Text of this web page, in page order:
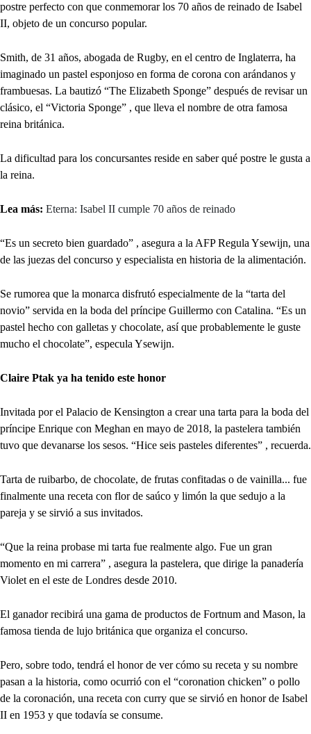
postre perfecto con que conmemorar los 70 años de reinado de Isabel
II, objeto de un concurso popular.
Smith, de 31 años, abogada de Rugby, en el centro de Inglaterra, ha
imaginado un pastel esponjoso en forma de corona con arándanos y
frambuesas. La bautizó “The Elizabeth Sponge” después de revisar un
clásico, el “Victoria Sponge” , que lleva el nombre de otra famosa
reina británica.
La dificultad para los concursantes reside en saber qué postre le gusta a
la reina.
Lea más: Eterna: Isabel II cumple 70 años de reinado
“Es un secreto bien guardado” , asegura a la AFP Regula Ysewijn, una
de las juezas del concurso y especialista en historia de la alimentación.
Se rumorea que la monarca disfrutó especialmente de la “tarta del
novio” servida en la boda del príncipe Guillermo con Catalina. “Es un
pastel hecho con galletas y chocolate, así que probablemente le guste
mucho el chocolate”, especula Ysewijn.
Claire Ptak ya ha tenido este honor
Invitada por el Palacio de Kensington a crear una tarta para la boda del
príncipe Enrique con Meghan en mayo de 2018, la pastelera también
tuvo que devanarse los sesos. “Hice seis pasteles diferentes” , recuerda.
Tarta de ruibarbo, de chocolate, de frutas confitadas o de vainilla... fue
finalmente una receta con flor de saúco y limón la que sedujo a la
pareja y se sirvió a sus invitados.
“Que la reina probase mi tarta fue realmente algo. Fue un gran
momento en mi carrera” , asegura la pastelera, que dirige la panadería
Violet en el este de Londres desde 2010.
El ganador recibirá una gama de productos de Fortnum and Mason, la
famosa tienda de lujo británica que organiza el concurso.
Pero, sobre todo, tendrá el honor de ver cómo su receta y su nombre
pasan a la historia, como ocurrió con el “coronation chicken” o pollo
de la coronación, una receta con curry que se sirvió en honor de Isabel
II en 1953 y que todavía se consume.